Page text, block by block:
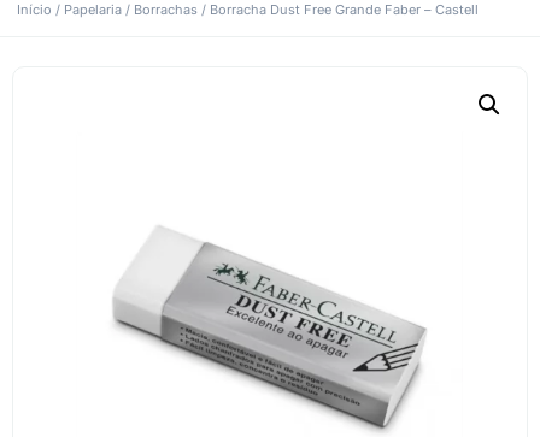
Início / Papelaria / Borrachas / Borracha Dust Free Grande Faber – Castell